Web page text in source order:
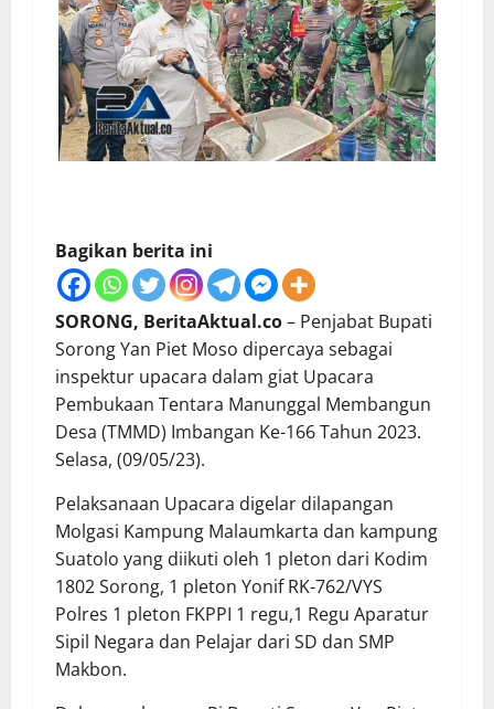
Bagikan berita ini
SORONG, BeritaAktual.co– Penjabat Bupati
Sorong Yan Piet Moso dipercaya sebagai
inspektur upacara dalam giat Upacara
Pembukaan Tentara Manunggal Membangun
Desa (TMMD) Imbangan Ke-166 Tahun 2023.
Selasa, (09/05/23).
Pelaksanaan Upacara digelar dilapangan
Molgasi Kampung Malaumkarta dan kampung
Suatolo yang diikuti oleh 1 pleton dari Kodim
1802 Sorong, 1 pleton Yonif RK-762/VYS
Polres 1 pleton FKPPI 1 regu,1 Regu Aparatur
Sipil Negara dan Pelajar dari SD dan SMP
Makbon.